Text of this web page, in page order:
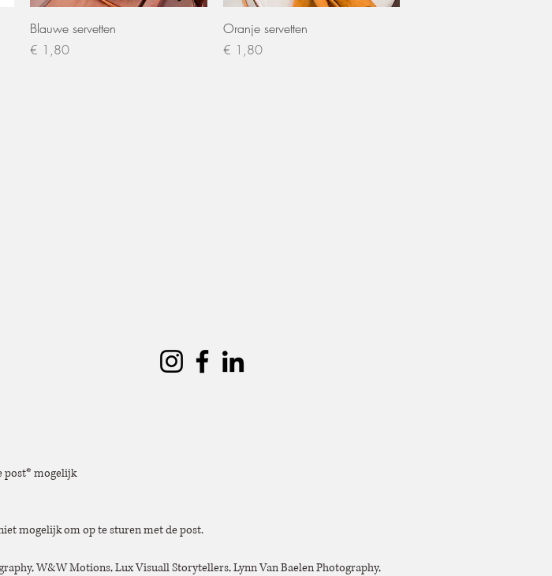
Snel overzicht
Blauwe servetten
Prijs
€ 1,80
Snel overzicht
Oranje servetten
Prijs
€ 1,80
post* mogelijk
mogelijk om op te sturen met de post.
W&W Motions, Lux Visuall Storytellers, Lynn Van Baelen Photography,